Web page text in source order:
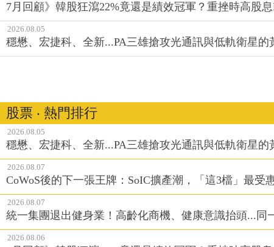
7月回顧》韓股狂瀉22%竟還是績效冠軍？重挫時高股
2026.08.05
穩懋、宏捷科、全新...PA三雄搶攻光通訊與低軌衛星的
股票 ‧ 熱門排行
2026.08.05
穩懋、宏捷科、全新...PA三雄搶攻光通訊與低軌衛星的
2026.08.07
CoWoS後的下一張王牌：SoIC擴產潮，「這3檔」最受
2026.08.07
統一集團退出健身業！高齡化商機、健康意識抬頭...同
2026.08.06